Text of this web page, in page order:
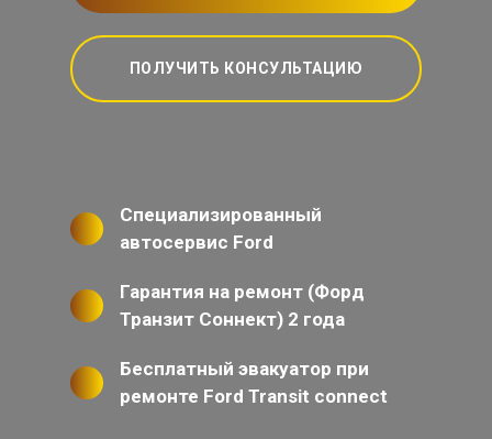
ПОЛУЧИТЬ КОНСУЛЬТАЦИЮ
Специализированный
автосервис Ford
Гарантия на ремонт (Форд
Транзит Соннект) 2 года
Бесплатный эвакуатор при
ремонте Ford Transit connect